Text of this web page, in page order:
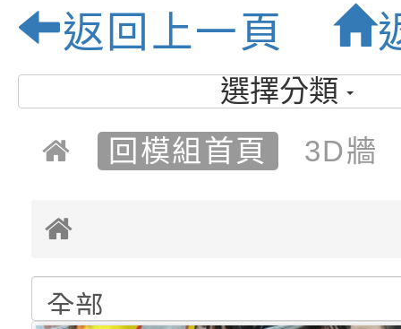
園
返回上一頁
選擇分類
回模組首頁
3D牆